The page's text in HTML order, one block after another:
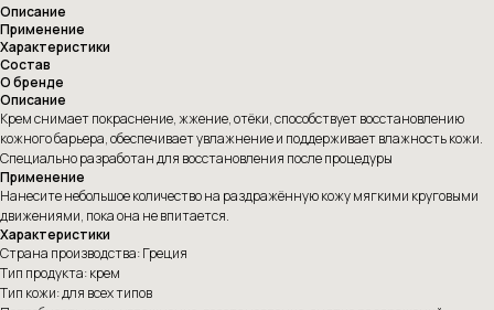
Описание
Применение
Характеристики
Состав
О бренде
Описание
Крем снимает покраснение, жжение, отёки, способствует восстановлению
кожного барьера, обеспечивает увлажнение и поддерживает влажность кожи.
Специально разработан для восстановления после процедуры
Применение
Нанесите небольшое количество на раздражённую кожу мягкими круговыми
движениями, пока она не впитается.
Характеристики
Страна производства: Греция
Тип продукта: крем
Тип кожи: для всех типов